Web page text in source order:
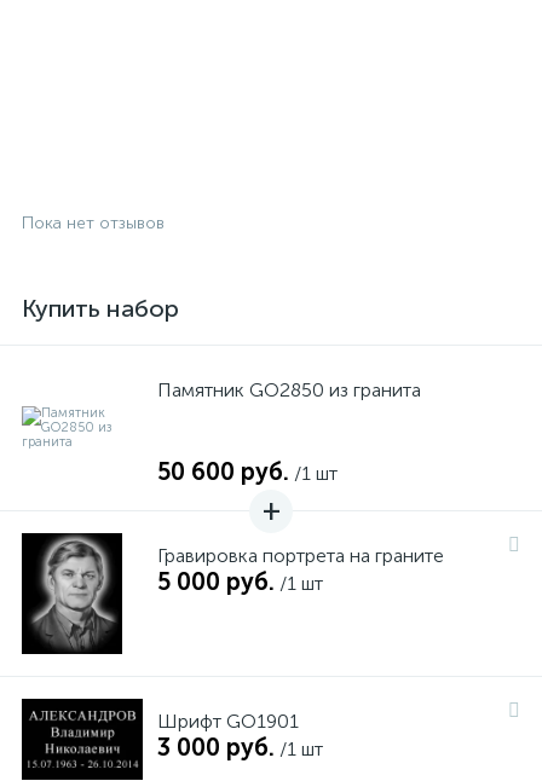
Пока нет отзывов
Купить набор
Памятник GO2850 из гранита
50 600 руб. /1 шт
Гравировка портрета на граните
5 000 руб. /1 шт
Шрифт GO1901
3 000 руб. /1 шт